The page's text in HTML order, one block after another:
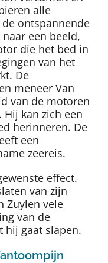
alle
ontspannende
een beeld,
die het bed in
van het
De
meneer Van
van de motoren
kan zich een
herinneren. De
een
zeereis.
effect.
van zijn
Zuylen vele
van de
hij gaat slapen.